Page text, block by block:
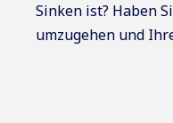
Sinken ist? Haben
umzugehen und